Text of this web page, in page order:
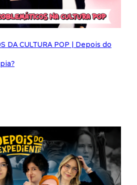
DA CULTURA POP | Depois do